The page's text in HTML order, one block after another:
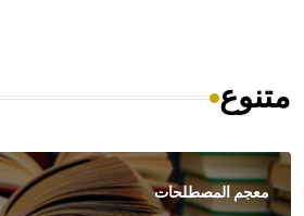
متنوع
معجم المصطلحات